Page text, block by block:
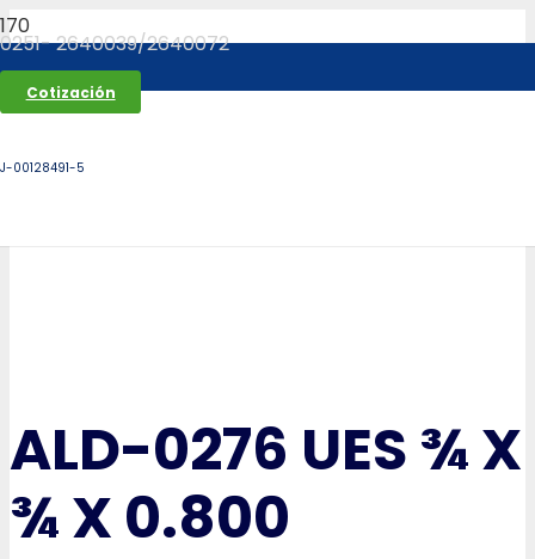
0251- 2640039/2640072
Cotización
J-00128491-5
ALD-0276 UES ¾ X
¾ X 0.800